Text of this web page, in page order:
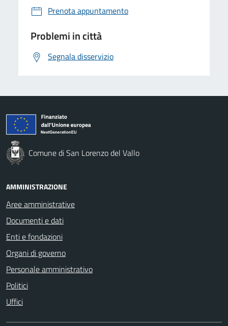
Prenota appuntamento
Problemi in città
Segnala disservizio
Comune di San Lorenzo del Vallo
AMMINISTRAZIONE
Aree amministrative
Documenti e dati
Enti e fondazioni
Organi di governo
Personale amministrativo
Politici
Uffici